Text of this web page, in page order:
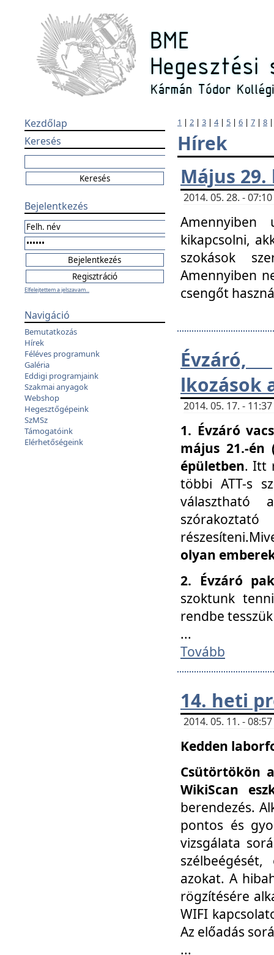
Kezdőlap
Keresés
Bejelentkezés
Elfelejtettem a jelszavam...
Navigáció
Bemutatkozás
Hírek
Féléves programunk
Galéria
Eddigi programjaink
Szakmai anyagok
Webshop
Hegesztőgépeink
SzMSz
Támogatóink
Elérhetőségeink
1 | 2 | 3 | 4| 5 | 6 | 7 | 8
Hírek
Május
2014. 05. 28. -
kikapcsolni,
szokások
Amennyiben
csengőt
Évzáró,
lkozások
2014. 05. 17. -
1. Évzáró
május 21.-én
épületben. Itt
többi ATT-s
választható
olyan
2. Évzáró
szoktunk
rendbe
...
Tovább
14. heti
2014. 05. 11. -
Kedden
Csütörtökön
WikiScan
berendezés.
pontos és
vizsgálata
azokat. A
rögzítésére
WIFI
Az előadás
...